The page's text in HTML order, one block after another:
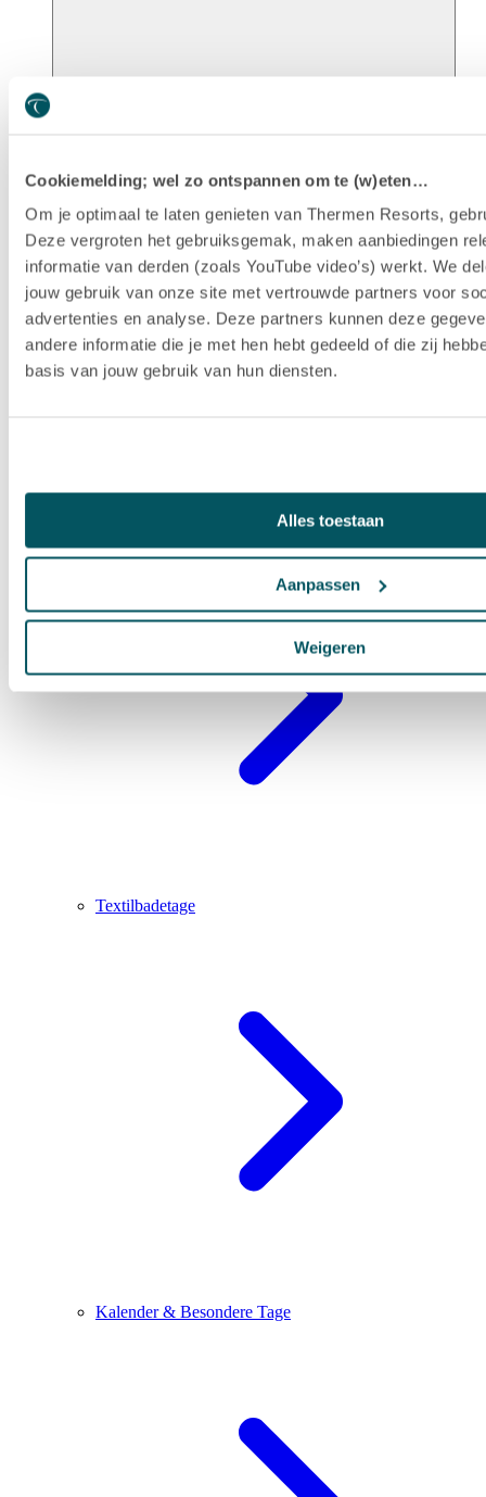
Cookiemelding; wel zo ontspannen om te (w)eten…
Om je optimaal te laten genieten van Thermen Resorts,
Deze vergroten het gebruiksgemak, maken aanbiedingen
informatie van derden (zoals YouTube video’s) werkt. We
jouw gebruik van onze site met vertrouwde partners voor
advertenties en analyse. Deze partners kunnen deze
andere informatie die je met hen hebt gedeeld of die zij
basis van jouw gebruik van hun diensten.
Alles toestaan
Aanpassen
Weigeren
Nachhaltigkeit
Textilbadetage
Kalender & Besondere Tage